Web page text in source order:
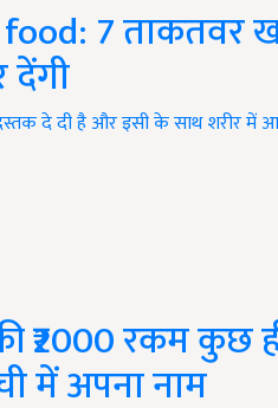
7 ताकतवर
देंगी
दे दी है और इसी के साथ शरीर में
₹2000 रकम कुछ
में अपना नाम